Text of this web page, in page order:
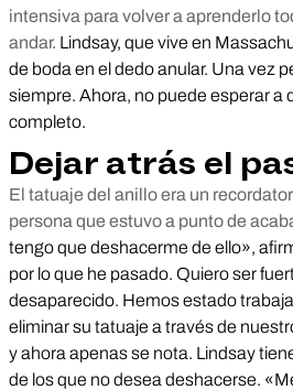
intensiva para volver a aprenderlo
andar. Lindsay, que vive en
de boda en el dedo anular. Una vez
siempre. Ahora, no puede esperar a
completo.
Dejar atrás el
El tatuaje del anillo era un
persona que estuvo a punto de
tengo que deshacerme de ello»,
por lo que he pasado. Quiero ser
desaparecido. Hemos estado
eliminar su tatuaje a través de
y ahora apenas se nota. Lindsay
de los que no desea deshacerse.